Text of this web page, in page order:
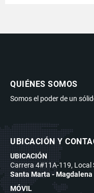
QUIÉNES SOMOS
Somos el poder de un
UBICACIÓN Y
UBICACIÓN
Carrera 4#11A-119, Local
Santa Marta -
MÓVIL